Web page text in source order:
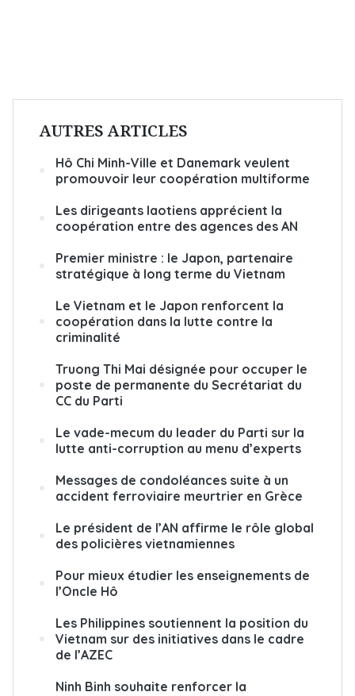
AUTRES ARTICLES
Hô Chi Minh-Ville et Danemark veulent
promouvoir leur coopération multiforme
Les dirigeants laotiens apprécient la
coopération entre des agences des AN
Premier ministre : le Japon, partenaire
stratégique à long terme du Vietnam
Le Vietnam et le Japon renforcent la
coopération dans la lutte contre la
criminalité
Truong Thi Mai désignée pour occuper le
poste de permanente du Secrétariat du
CC du Parti
Le vade-mecum du leader du Parti sur la
lutte anti-corruption au menu d’experts
Messages de condoléances suite à un
accident ferroviaire meurtrier en Grèce
Le président de l’AN affirme le rôle global
des policières vietnamiennes
Pour mieux étudier les enseignements de
l’Oncle Hô
Les Philippines soutiennent la position du
Vietnam sur des initiatives dans le cadre
de l’AZEC
Ninh Binh souhaite renforcer la